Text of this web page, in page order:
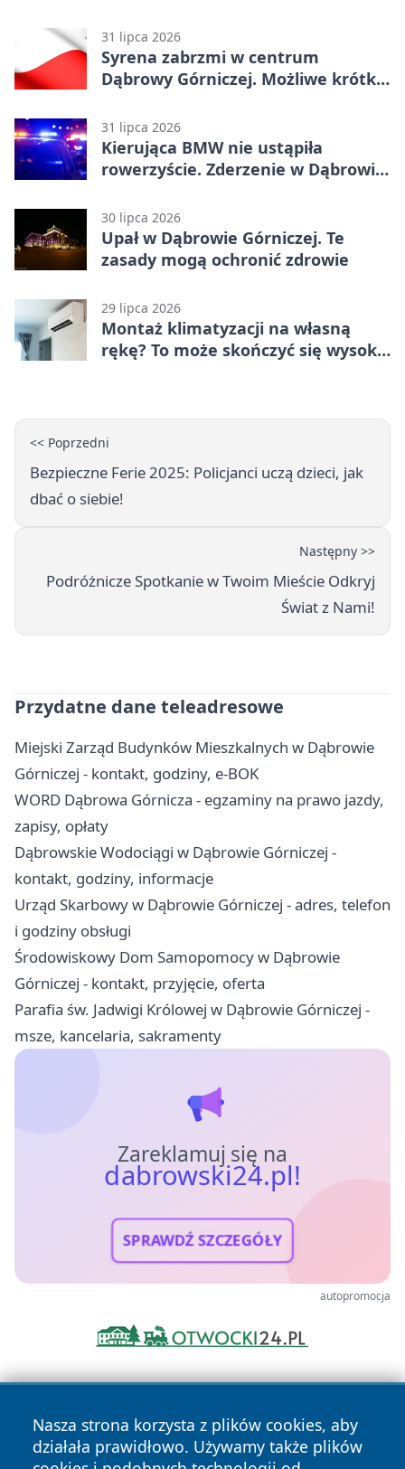
31 lipca 2026
Syrena zabrzmi w centrum
Dąbrowy Górniczej. Możliwe krótkie
31 lipca 2026
Kierująca BMW nie ustąpiła
rowerzyście. Zderzenie w Dąbrowie
30 lipca 2026
Upał w Dąbrowie Górniczej. Te
zasady mogą ochronić zdrowie
29 lipca 2026
Montaż klimatyzacji na własną
rękę? To może skończyć się wysoką
<< Poprzedni
Bezpieczne Ferie 2025: Policjanci uczą dzieci, jak
dbać o siebie!
Następny >>
Podróżnicze Spotkanie w Twoim Mieście Odkryj
Świat z Nami!
Przydatne dane teleadresowe
Miejski Zarząd Budynków Mieszkalnych w Dąbrowie
Górniczej - kontakt, godziny, e-BOK
WORD Dąbrowa Górnicza - egzaminy na prawo jazdy,
zapisy, opłaty
Dąbrowskie Wodociągi w Dąbrowie Górniczej -
kontakt, godziny, informacje
Urząd Skarbowy w Dąbrowie Górniczej - adres, telefon
i godziny obsługi
Środowiskowy Dom Samopomocy w Dąbrowie
Górniczej - kontakt, przyjęcie, oferta
Parafia św. Jadwigi Królowej w Dąbrowie Górniczej -
msze, kancelaria, sakramenty
Zareklamuj się na
dabrowski24.pl!
SPRAWDŹ SZCZEGÓŁY
autopromocja
Nasza strona korzysta z plików cookies, aby
działała prawidłowo. Używamy także plików